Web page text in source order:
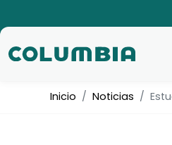
Inicio Noticias